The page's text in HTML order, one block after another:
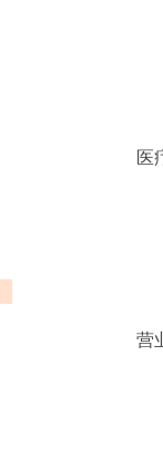
医
营